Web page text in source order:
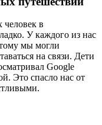
человек в
У каждого из нас
мы могли
на связи. Дети
Google
Это спасло нас от